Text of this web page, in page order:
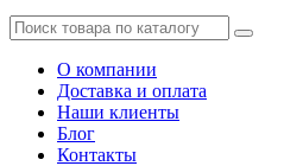
О компании
Доставка и оплата
Наши клиенты
Блог
Контакты